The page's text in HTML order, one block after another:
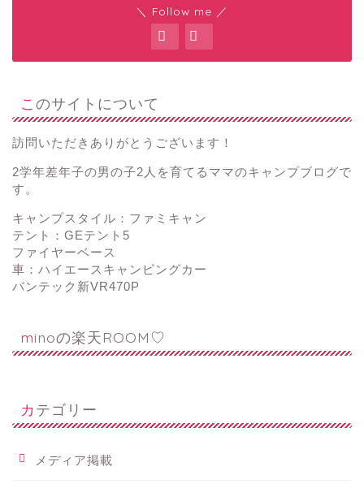
＼ Follow me ／
このサイトについて
訪問いただきありがとうございます！
2学年差年子の男の子2人を育てるママのキャンプブログで
す。
キャンプスタイル：ファミキャン
テント：GEテント5
ファイヤーベース
車：ハイエースキャンピングカー
バンテック新VR470P
minoの楽天ROOM♡
カテゴリー
メディア掲載